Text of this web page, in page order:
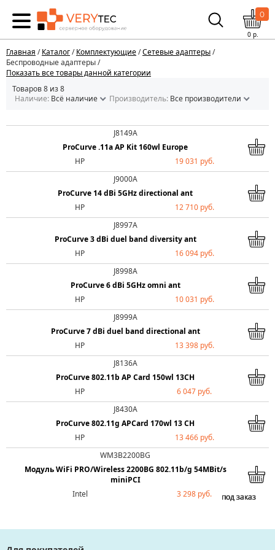
0
0р.
Главная /Каталог/Комплектующие/Сетевые адаптеры/
Беспроводные адаптеры /
Показать все товары данной категории
Товаров 8 из 8
Наличие: Всё наличие Производитель: Все производители
J8149A
ProCurve .11a AP Kit 160wl Europe
HP
19 031 руб.
под заказ
J9000A
ProCurve 14 dBi 5GHz directional ant
HP
12 710 руб.
под заказ
J8997A
ProCurve 3 dBi duel band diversity ant
HP
16 094 руб.
под заказ
J8998A
ProCurve 6 dBi 5GHz omni ant
HP
10 031 руб.
под заказ
J8999A
ProCurve 7 dBi duel band directional ant
HP
13 398 руб.
под заказ
J8136A
ProCurve 802.11b AP Card 150wl 13CH
HP
6 047 руб.
под заказ
J8430A
ProCurve 802.11g APCard 170wl 13 CH
HP
13 466 руб.
под заказ
WM3B2200BG
Модуль WiFi PRO/Wireless 2200BG 802.11b/g 54MBit/s
miniPCI
Intel
3 298 руб. под заказ